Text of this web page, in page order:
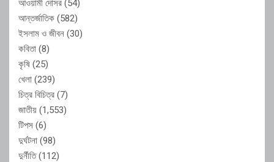
আওয়ামী দোসর (54)
আন্তর্জাতিক (582)
ইসলাম ও জীবন (30)
কবিতা (8)
কৃষি (25)
খেলা (239)
চিত্র বিচিত্র (7)
জাতীয় (1,553)
টিপস (6)
দুর্ঘটনা (98)
দুর্নীতি(112)